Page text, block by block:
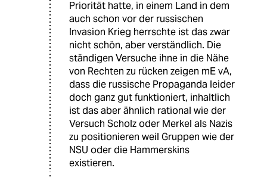
Priorität hatte, in einem Land in dem
auch schon vor der russischen
Invasion Krieg herrschte ist das zwar
nicht schön, aber verständlich. Die
ständigen Versuche ihne in die Nähe
von Rechten zu rücken zeigen mE vA,
dass die russische Propaganda leider
doch ganz gut funktioniert, inhaltlich
ist das aber ähnlich rational wie der
Versuch Scholz oder Merkel als Nazis
zu positionieren weil Gruppen wie der
NSU oder die Hammerskins
existieren.